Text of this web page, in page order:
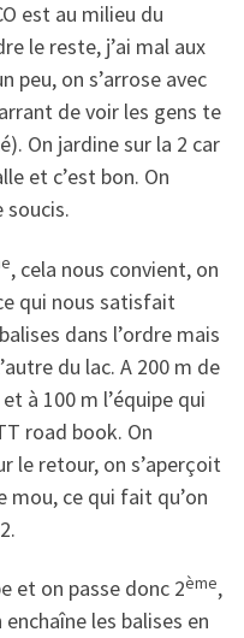
est au milieu du
le reste, j’ai mal aux
peu, on s’arrose avec
de voir les gens te
On jardine sur la 2 car
et c’est bon. On
soucis.
, cela nous convient, on
qui nous satisfait
dans l’ordre mais
du lac. A 200 m de
à 100 m l’équipe qui
road book. On
le retour, on s’aperçoit
mou, ce qui fait qu’on
et on passe donc 2ème,
les balises en